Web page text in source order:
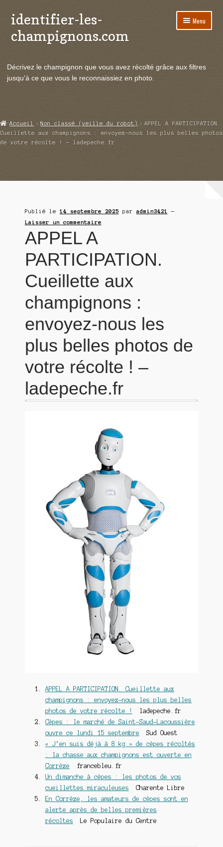
Aller
à
la
Aller
au
contenu
identifier-les-
champignons.com
Menu
le
Actualités
menu
enfant
Echanges et contacts
Ouvrir
le
Mycologie
Décrivez le champignon que vous avez récolté grâce aux filtres
jusqu'à ce que vous le reconnaissiez en photo.
Accueil Non classé (veille du robot)
APPEL A PARTICIPATION.
Cueillette aux champignons : envoyez-nous les plus belles photos
de votre récolte ! – ladepeche.fr
Publié le 14 septembre 2025 paradmin3421
—
Laisser un commentaire
APPEL A
PARTICIPATION.
Cueillette aux
champignons :
envoyez-nous les
plus belles photos de
votre récolte ! –
ladepeche.fr
APPEL A PARTICIPATION. Cueillette aux
champignons : envoyez-nous les plus belles
photos de votre récolte !
ladepeche.fr
Cèpes : le marché de Saint-Saud-Lacoussière
ouvre ce lundi 15 septembre Sud Ouest
« J’en suis déjà à 8 kg » de cèpes récoltés
: la chasse aux champignons est ouverte en
Corrèze francebleu.fr
Un dimanche à cèpes : les photos de vos
cueillettes miraculeuses Charente Libre
En Corrèze, les amateurs de cèpes sont en
alerte après de belles premières
récoltes Le Populaire du Centre